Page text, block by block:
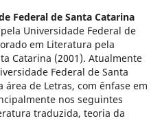
Federal de Santa Catarina
Universidade Federal de
em Literatura pela
Catarina (2001). Atualmente
Federal de Santa
de Letras, com ênfase em
nos seguintes
traduzida, teoria da